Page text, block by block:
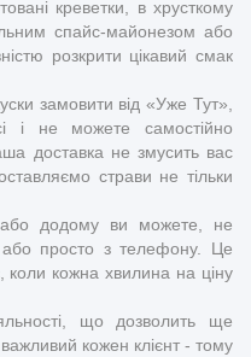
креветки, в хрусткому
спайс-майонезом або
розкрити цікавий смак
замовити від «Уже Тут»,
і не можете самостійно
доставка не змусить вас
страви не тільки
додому ви можете, не
просто з телефону. Це
кожна хвилина на ціну
що дозволить ще
кожен клієнт - тому